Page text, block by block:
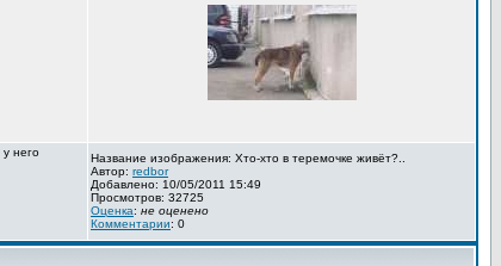
него
Название изображения: Хто-хто в теремочке живёт?..
Автор: redbor
Добавлено: 10/05/2011 15:49
Просмотров: 32725
Оценка: не оценено
Комментарии: 0